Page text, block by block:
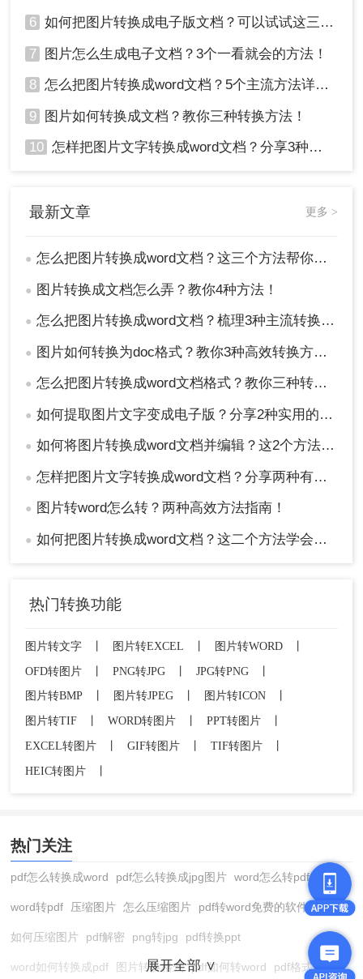
6 如何把图片转换成电子版文档？可以试试这三个方法！
7 图片怎么生成电子文档？3个一看就会的方法！
8 怎么把图片转换成word文档？5个主流方法详解！
9 图片如何转换成文档？教你三种转换方法！
10 怎样把图片文字转换成word文档？分享3种简单方法，1秒搞定！
最新文章 更多 >
● 怎么把图片转换成word文档？这三个方法帮你轻松解决！
● 图片转换成文档怎么弄？教你4种方法！
● 怎么把图片转换成word文档？梳理3种主流转换方法！
● 图片如何转换为doc格式？教你3种高效转换方法！
● 怎么把图片转换成word文档格式？教你三种转换方法！
● 如何提取图片文字变成电子版？分享2种实用的方法！
● 如何将图片转换成word文档并编辑？这2个方法了解一下！
● 怎样把图片文字转换成word文档？分享两种有效的方法！
● 图片转word怎么转？两种高效方法指南！
● 如何把图片转换成word文档？这二个方法学会省时省力！
热门转换功能
图片转文字 丨 图片转EXCEL 丨 图片转WORD
丨
OFD转图片
丨 PNG转JPG 丨 JPG转PNG
丨
图片转BMP
图片转JPEG 图片转ICON
图片转TIF
WORD转图片 PPT转图片
EXCEL转图片
GIF转图片 TIF转图片
HEIC转图片
热门关注
pdf怎么转换成word pdf怎么转换成jpg图片 word怎么转pdf
word转pdf 压缩图片 怎么压缩图片 pdf转word免费的软件
如何压缩图片 pdf解密 png转jpg pdf转换ppt
word如何转换成pdf 图片转换格式 pdf如何转word pdf格式转换
展开全部 ∨